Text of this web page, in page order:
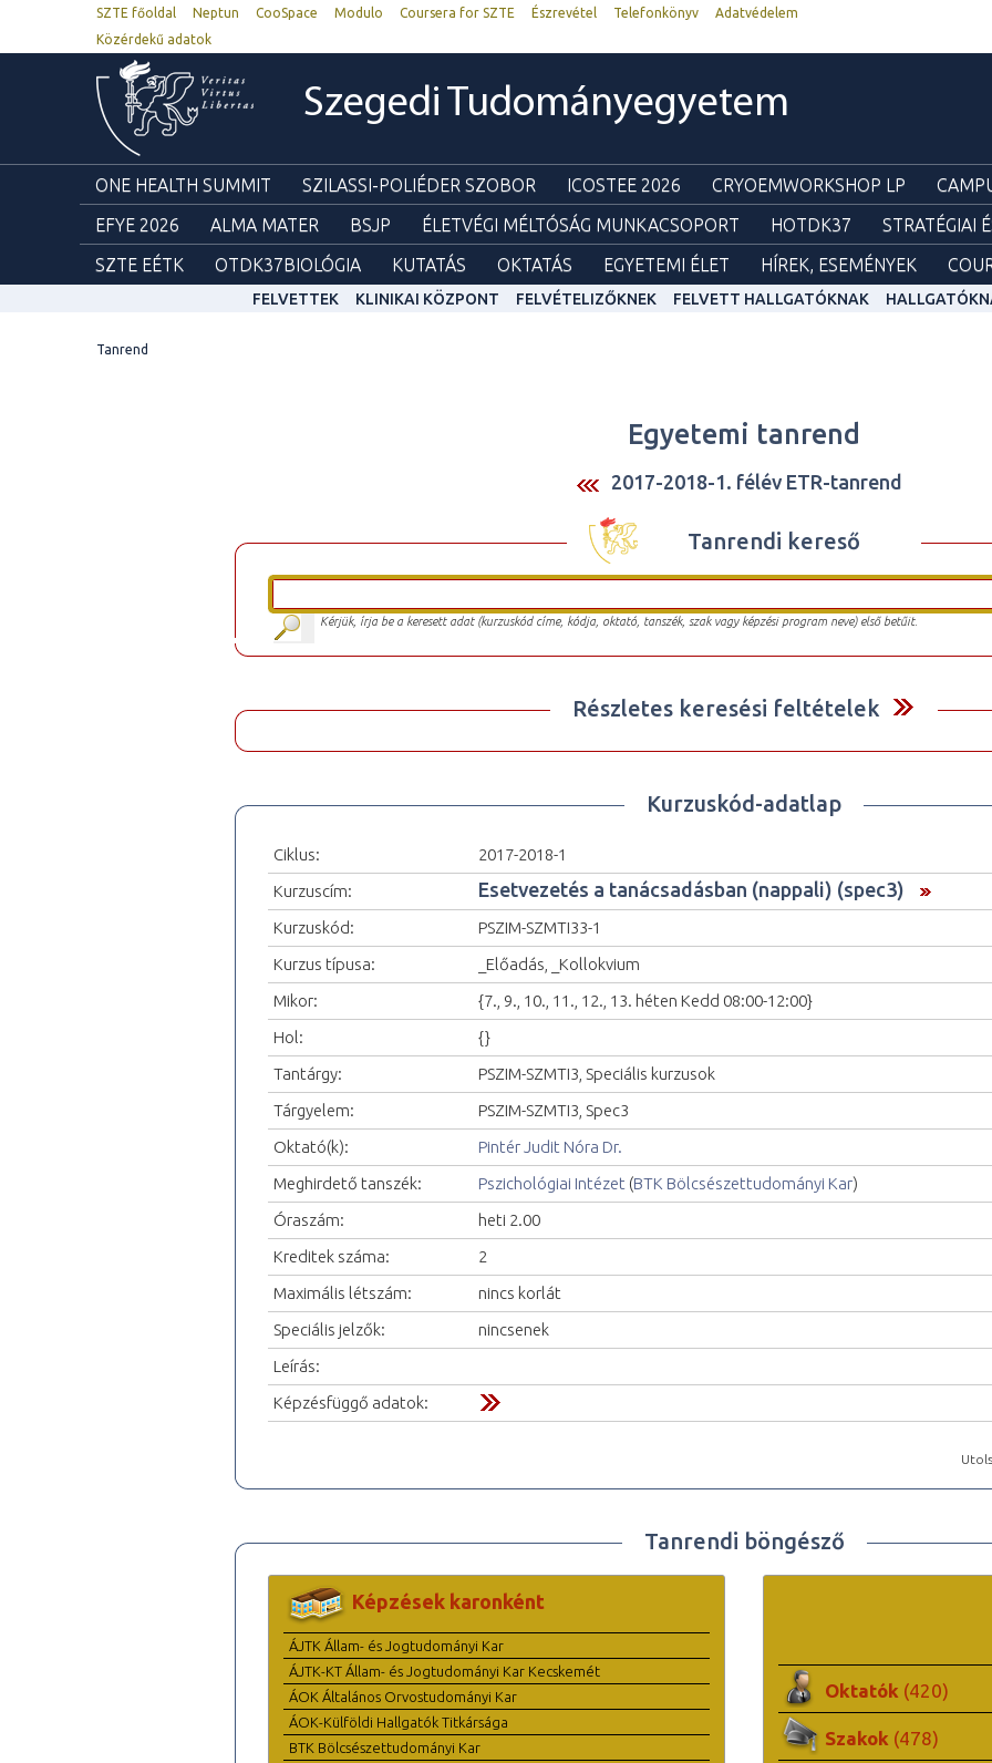
SZTE főoldal Neptun CooSpace Modulo Coursera for SZTE Észrevétel Telefonkönyv
Adatvédelem
Közérdekű adatok
Szegedi Tudományegyetem
ONE HEALTH SUMMIT SZILASSI-POLIÉDER SZOBOR ICOSTEE 2026 CRYOEMWORKSHOP LP
EFYE 2026
ALMA MATER BSJP ÉLETVÉGI MÉLTÓSÁG MUNKACSOPORT HOTDK37 STRATÉGIAI
SZTE EÉTK
OTDK37BIOLÓGIA KUTATÁS OKTATÁS EGYETEMI ÉLET HÍREK, ESEMÉNYEK
FELVETTEK KLINIKAI KÖZPONT FELVÉTELIZŐKNEK FELVETT HALLGATÓKNAK
Tanrend
Egyetemi tanrend
2017-2018-1. félév ETR-tanrend
Tanrendi kereső
Kérjük, írja be a keresett adat (kurzuskód címe, kódja, oktató, tanszék, szak vagy képzési program neve) első betűit.
Részletes keresési feltételek
Kurzuskód-adatlap
Ciklus:
2017-2018-1
Kurzuscím:
Esetvezetés a tanácsadásban (nappali) (spec3)
Kurzuskód:
PSZIM-SZMTI33-1
Kurzus típusa:
_Előadás, _Kollokvium
Mikor:
{7., 9., 10., 11., 12., 13. héten Kedd 08:00-12:00}
Hol:
{}
Tantárgy:
PSZIM-SZMTI3, Speciális kurzusok
Tárgyelem:
PSZIM-SZMTI3, Spec3
Oktató(k):
Pintér Judit Nóra Dr.
Meghirdető tanszék:
Pszichológiai Intézet (BTK Bölcsészettudományi Kar)
Óraszám:
heti 2.00
Kreditek száma:
2
Maximális létszám:
nincs korlát
Speciális jelzők:
nincsenek
Leírás:
Képzésfüggő adatok:
Tanrendi böngésző
Képzések karonként
ÁJTK Állam- és Jogtudományi Kar
ÁJTK-KT Állam- és Jogtudományi Kar Kecskemét
ÁOK Általános Orvostudományi Kar
ÁOK-Külföldi Hallgatók Titkársága
BTK Bölcsészettudományi Kar
Oktatók (420)
Szakok (478)